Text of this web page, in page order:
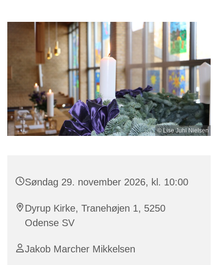
© Lise Juhl Nielsen
Søndag 29. november 2026, kl. 10:00
Dyrup Kirke, Tranehøjen 1, 5250
Odense SV
Jakob Marcher Mikkelsen